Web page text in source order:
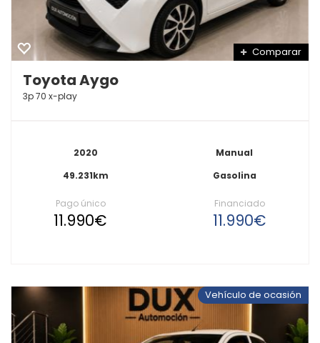
Comparar
Toyota Aygo
3p 70 x-play
2020
49.231km
Manual
Gasolina
Pago único
11.990€
Financiado
11.990€
Vehículo de ocasión